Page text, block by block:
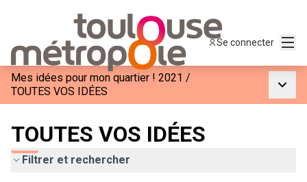
Se connecter
Mes idées pour mon quartier ! 2021 /
TOUTES VOS IDÉES
TOUTES VOS IDÉES
Filtrer et rechercher